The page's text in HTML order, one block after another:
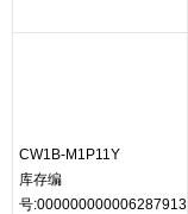
CW1B-M1P11Y
库存编
号:000000000006287913